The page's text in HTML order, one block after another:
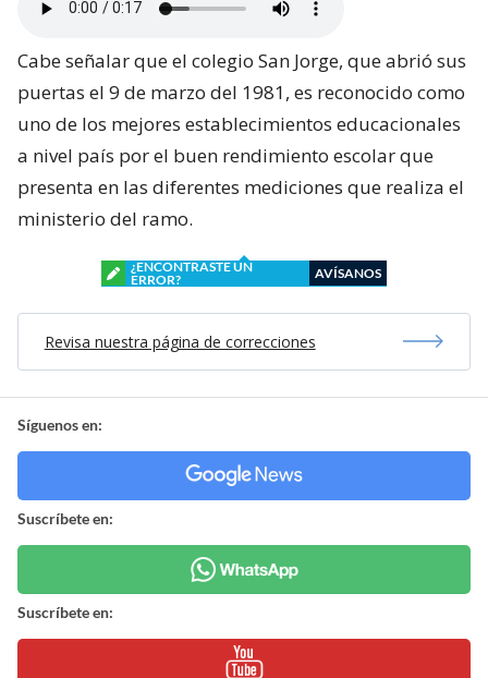
Cabe señalar que el colegio San Jorge, que abrió sus
puertas el 9 de marzo del 1981, es reconocido como
uno de los mejores establecimientos educacionales
a nivel país por el buen rendimiento escolar que
presenta en las diferentes mediciones que realiza el
ministerio del ramo.
¿ENCONTRASTE UN
ERROR?
AVÍSANOS
Revisa nuestra página de correcciones
Síguenos en:
Suscríbete en:
Suscríbete en: